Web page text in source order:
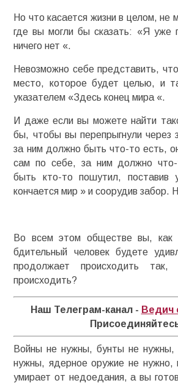
Но что касается жизни в целом, не
где вы могли бы сказать: «Я уже
ничего нет «.
Невозможно себе представить,
место, которое будет целью, и
указателем «Здесь конец мира «.
И даже если вы можете найти
бы, чтобы вы перепрыгнули через
за ним должно быть что-то есть,
сам по себе, за ним должно
быть кто-то пошутил, поставив
кончается мир » и соорудив забор.
Во всем этом обществе вы, как
бдительный человек будете
продолжает происходить
происходить?
Наш Телеграм-канал - Ведич
Войны не нужны, бунты не нужны,
нужны, ядерное оружие не нужно,
умирает от недоедания, а вы